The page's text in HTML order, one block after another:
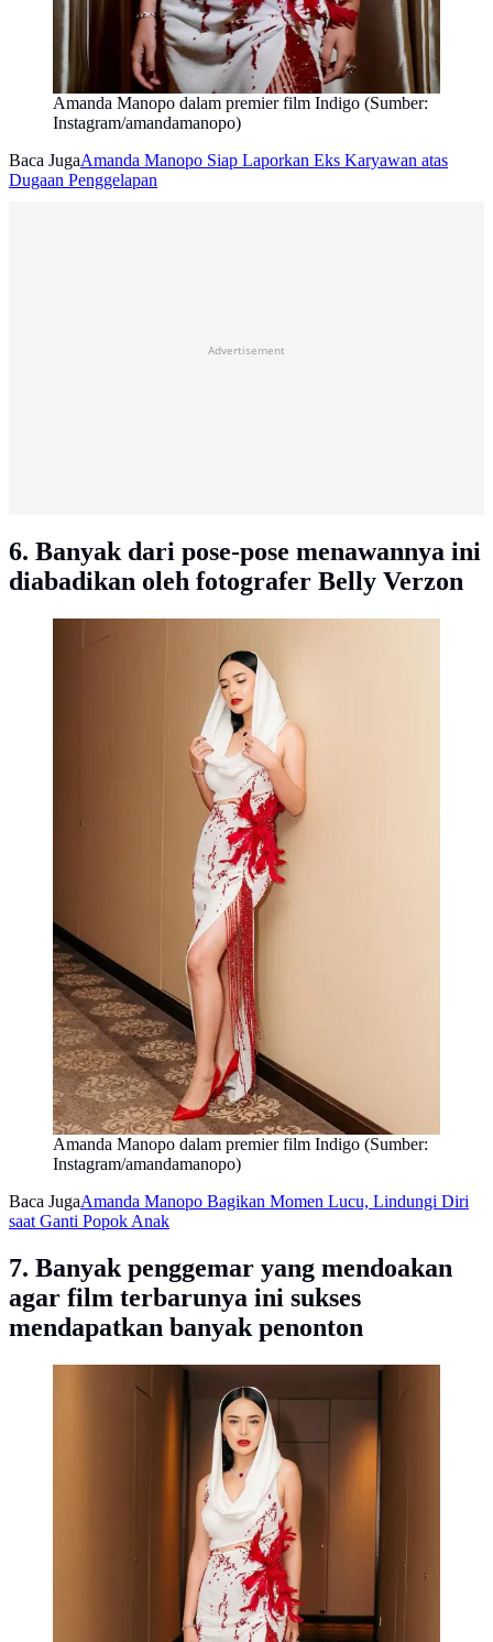
Amanda Manopo dalam premier film Indigo (Sumber:
Instagram/amandamanopo)
Baca JugaAmanda Manopo Siap Laporkan Eks Karyawan atas
Dugaan Penggelapan
Advertisement
6. Banyak dari pose-pose menawannya ini
diabadikan oleh fotografer Belly Verzon
Amanda Manopo dalam premier film Indigo (Sumber:
Instagram/amandamanopo)
Baca JugaAmanda Manopo Bagikan Momen Lucu, Lindungi Diri
saat Ganti Popok Anak
7. Banyak penggemar yang mendoakan
agar film terbarunya ini sukses
mendapatkan banyak penonton